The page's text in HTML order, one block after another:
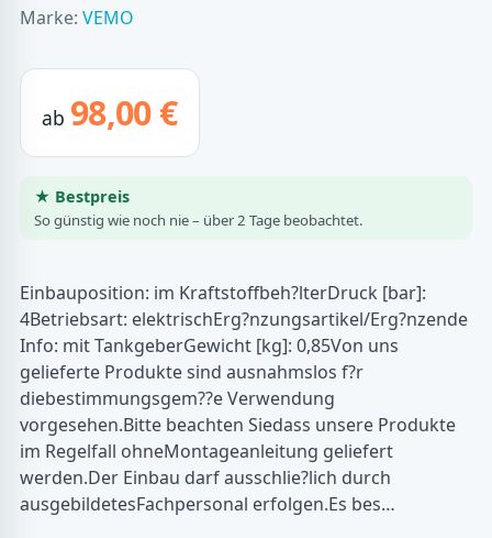
Marke: VEMO
ab 98,00 €
★ Bestpreis
So günstig wie noch nie – über 2 Tage beobachtet.
Einbauposition: im Kraftstoffbeh?lterDruck [bar]:
4Betriebsart: elektrischErg?nzungsartikel/Erg?nzende
Info: mit TankgeberGewicht [kg]: 0,85Von uns
gelieferte Produkte sind ausnahmslos f?r
diebestimmungsgem??e Verwendung
vorgesehen.Bitte beachten Siedass unsere Produkte
im Regelfall ohneMontageanleitung geliefert
werden.Der Einbau darf ausschlie?lich durch
ausgebildetesFachpersonal erfolgen.Es bes…